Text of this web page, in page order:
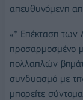
απευθυνόμενη
«* Επέκταση των
προσαρμοσμένο
πολλαπλών
συνδυασμό με
μπορείτε